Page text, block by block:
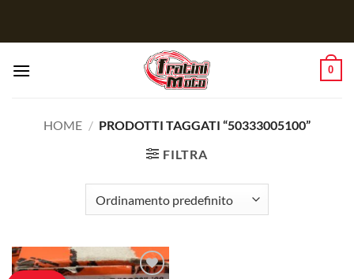
0
HOME / PRODOTTI TAGGATI “50333005100”
FILTRA